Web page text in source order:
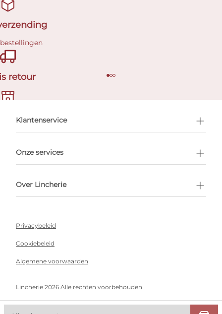
retour
afspraak
Klantenservice
Onze services
Over Lincherie
Privacybeleid
Cookiebeleid
Algemene voorwaarden
Lincherie 2026 Alle rechten voorbehouden